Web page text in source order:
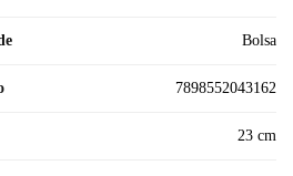
Bolsa
7898552043162
23 cm